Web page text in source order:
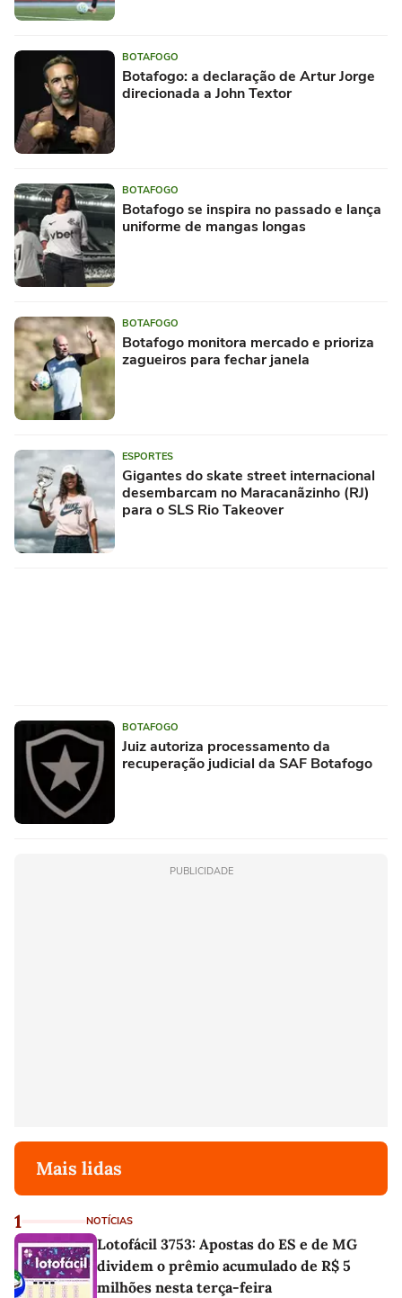
BOTAFOGO
Botafogo: a declaração de Artur Jorge
direcionada a John Textor
BOTAFOGO
Botafogo se inspira no passado e lança
uniforme de mangas longas
BOTAFOGO
Botafogo monitora mercado e prioriza
zagueiros para fechar janela
ESPORTES
Gigantes do skate street internacional
desembarcam no Maracanãzinho (RJ)
para o SLS Rio Takeover
BOTAFOGO
Juiz autoriza processamento da
recuperação judicial da SAF Botafogo
PUBLICIDADE
Mais lidas
1 NOTÍCIAS
Lotofácil 3753: Apostas do ES e de MG
dividem o prêmio acumulado de R$ 5
milhões nesta terça-feira